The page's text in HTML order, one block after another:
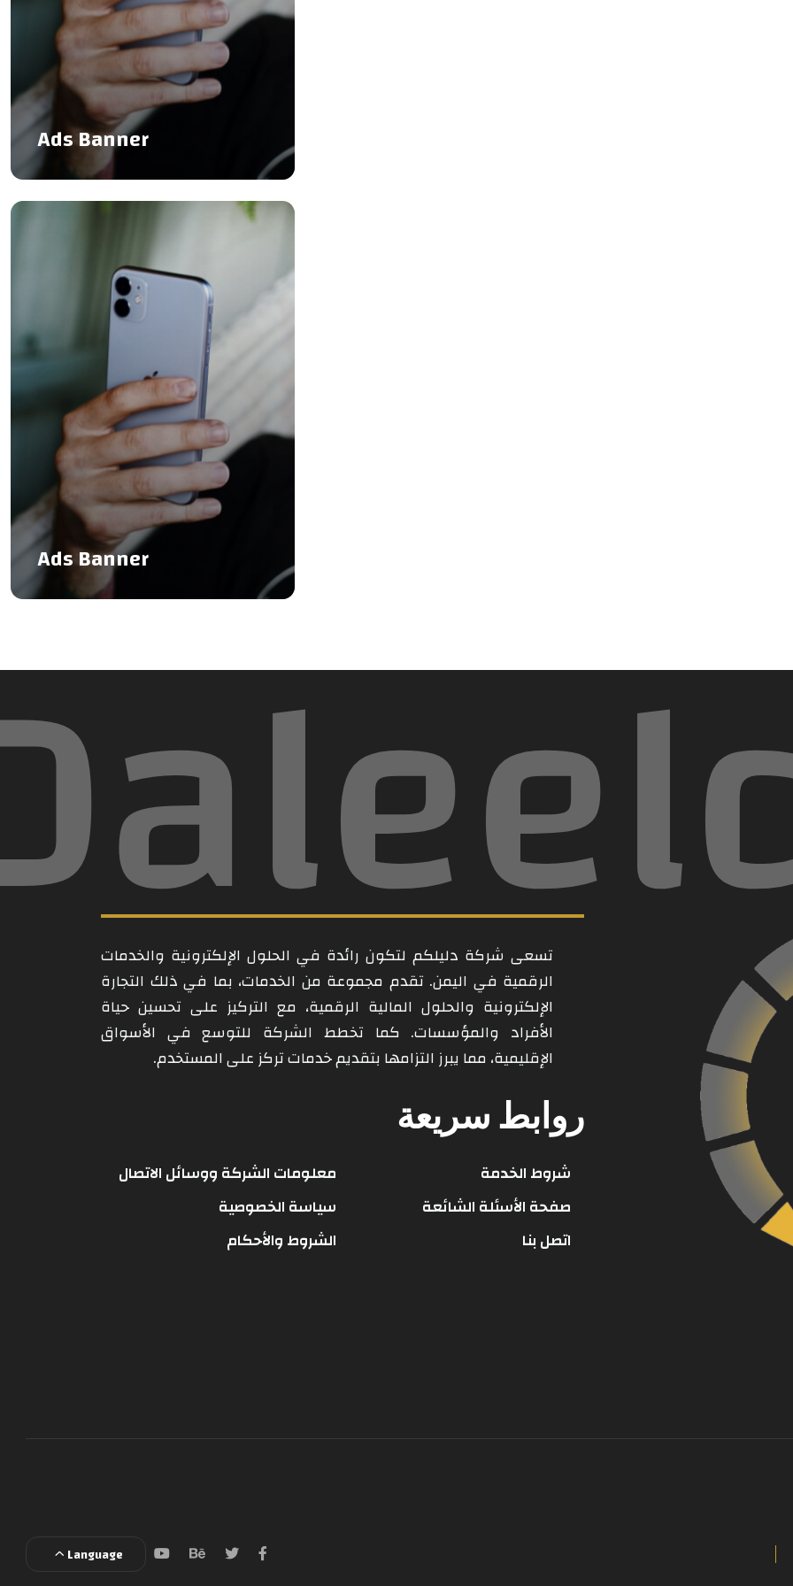
Ads Banner
Ads Banner
تسعى شركة دليلكم لتكون رائدة في الحلول الإلكترونية والخدمات
الرقمية في اليمن. تقدم مجموعة من الخدمات، بما في ذلك التجارة
الإلكترونية والحلول المالية الرقمية، مع التركيز على تحسين حياة
الأفراد والمؤسسات. كما تخطط الشركة للتوسع في الأسواق
الإقليمية، مما يبرز التزامها بتقديم خدمات تركز على المستخدم.
روابط سريعة
معلومات الشركة ووسائل الاتصال
شروط الخدمة
سياسة الخصوصية
صفحة الأسئلة الشائعة
الشروط والأحكام
اتصل بنا
Language